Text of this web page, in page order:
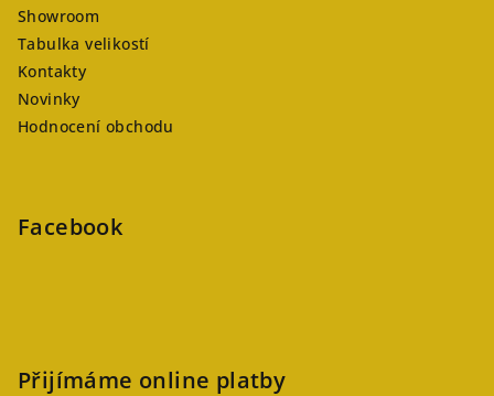
Showroom
Tabulka velikostí
Kontakty
Novinky
Hodnocení obchodu
Facebook
Přijímáme online platby